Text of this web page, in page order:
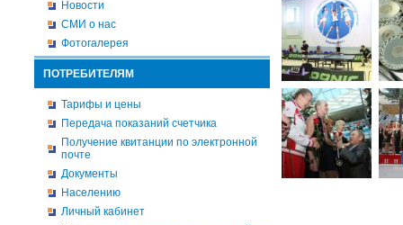
Новости
СМИ о нас
Фотогалерея
ПОТРЕБИТЕЛЯМ
Тарифы и цены
Передача показаний счетчика
Получение квитанции по электронной
почте
Документы
Населению
Личный кабинет